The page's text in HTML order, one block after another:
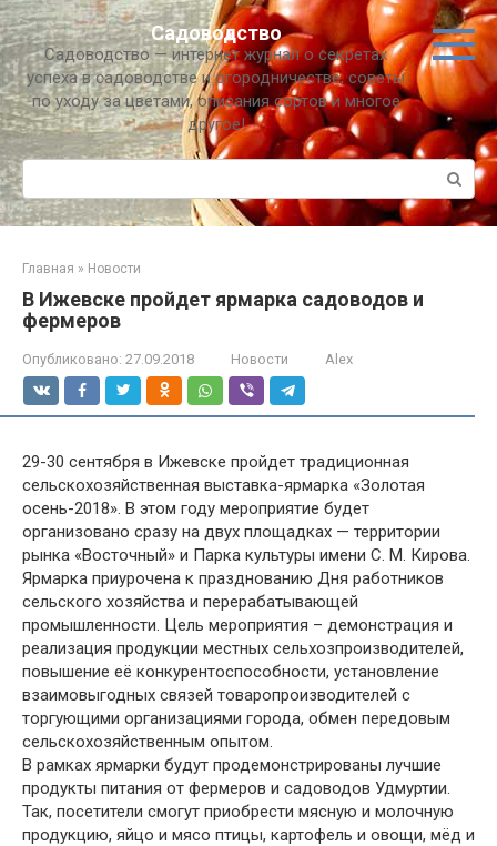
Перейти
к
контенту
Садоводство
Садоводство — интернет журнал о секретах
успеха в садоводстве и огородничестве, советы
по уходу за цветами, описания сортов и многое
другое!
Поиск:
Главная » Новости
В Ижевске пройдет ярмарка садоводов и
фермеров
Опубликовано: 27.09.2018 Новости Alex
29-30 сентября в Ижевске пройдет традиционная
сельскохозяйственная выставка-ярмарка «Золотая
осень-2018». В этом году мероприятие будет
организовано сразу на двух площадках — территории
рынка «Восточный» и Парка культуры имени С. М. Кирова.
Ярмарка приурочена к празднованию Дня работников
сельского хозяйства и перерабатывающей
промышленности. Цель мероприятия – демонстрация и
реализация продукции местных сельхозпроизводителей,
повышение её конкурентоспособности, установление
взаимовыгодных связей товаропроизводителей с
торгующими организациями города, обмен передовым
сельскохозяйственным опытом.
В рамках ярмарки будут продемонстрированы лучшие
продукты питания от фермеров и садоводов Удмуртии.
Так, посетители смогут приобрести мясную и молочную
продукцию, яйцо и мясо птицы, картофель и овощи, мёд и